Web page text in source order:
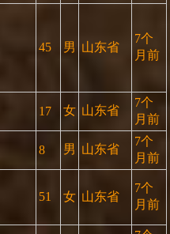
45 男 山东省
7个
月前
17 女 山东省
7个
月前
8 男 山东省
7个
月前
51 女 山东省
7个
月前